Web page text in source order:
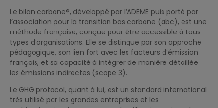
Le bilan carbone®, développé par l’ADEME puis porté par
l’association pour la transition bas carbone (abc), est une
méthode française, conçue pour être accessible à tous
types d’organisations. Elle se distingue par son approche
pédagogique, son lien fort avec les facteurs d’émission
français, et sa capacité à intégrer de manière détaillée
les émissions indirectes (scope 3).
Le GHG protocol, quant à lui, est un standard international
très utilisé par les grandes entreprises et les